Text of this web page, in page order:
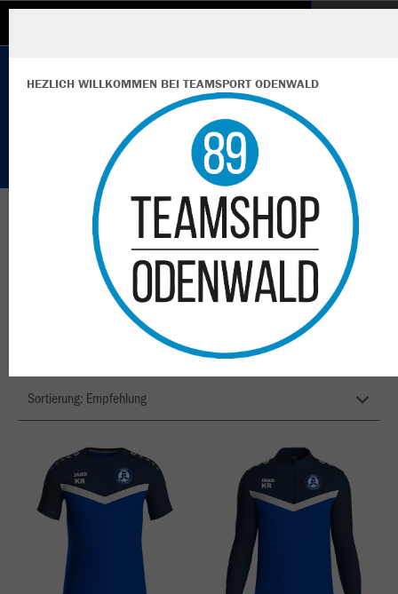
Herzlich Willkommen im Teamshop KSV
Kirchheim Ringen
HEZLICH WILLKOMMEN BEI TEAMSPORT ODENWALD
Wir verwenden Cookies
Durch die Analyse der Besucherdaten können wir dir personalisierte
Inhalte anzeigen und unsere Website verbessern. Weitere
zu den Cookies findest Du in den Einstellungen.
Alle akzeptieren
Alle ablehnen
Datenschutz
Impressum